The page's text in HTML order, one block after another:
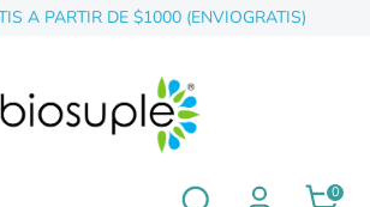
A PARTIR DE $1000 (ENVIOGRATIS)
Buscar 0